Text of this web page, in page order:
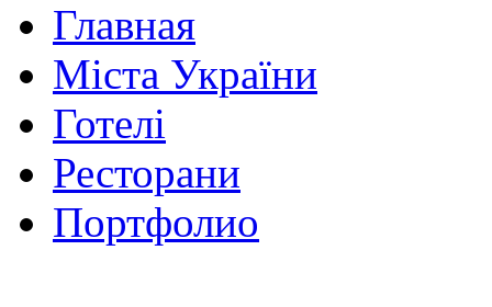
Главная
Міста України
Готелі
Ресторани
Портфолио